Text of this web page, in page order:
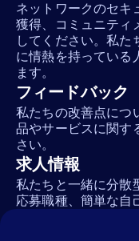
ネットワークのセキ
獲得、コミュニティ
してください。私た
に情熱を持っている
ます。
フィードバック
私たちの改善点につ
品やサービスに関す
さい。
求人情報
私たちと一緒に分散
応募職種、簡単な自